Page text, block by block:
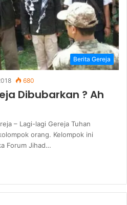
Berita Gereja
680
Dibubarkan ? Ah
– Lagi-lagi Gereja Tuhan
orang. Kelompok ini
Forum Jihad…